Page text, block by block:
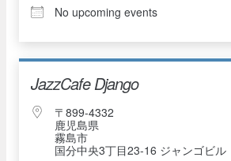
No upcoming events
JazzCafe Django
〒899-4332
鹿児島県
霧島市
国分中央3丁目23-16 ジャンゴビル